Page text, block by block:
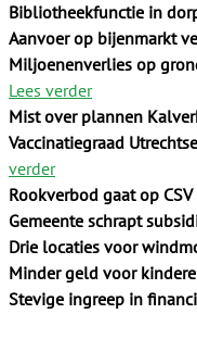
Bibliotheekfunctie in
Aanvoer op bijenmarkt
Miljoenenverlies op
Lees verder
Mist over plannen
Vaccinatiegraad
verder
Rookverbod gaat op
Gemeente schrapt
Drie locaties voor
Minder geld voor
Stevige ingreep in